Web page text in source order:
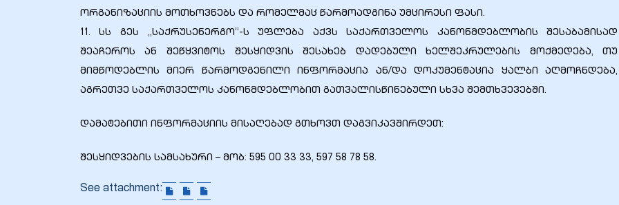
ორგანიზაციის მოთხოვნებს და რომელმაც წარმოადგინა უმცირესი ფასი.
11. სს გეს ,,საქრუსენერგო’’-ს უფლება აქვს საქართველოს კანონმდებლობის შესაბამისად
შეაჩეროს ან შეწყვიტოს შესყიდვის შესახებ დადებული ხელშეკრულების მოქმედება, თუ
მიმწოდებლის მიერ წარმოდგენილი ინფორმაცია ან/და დოკუმენტაცია ყალბი აღმოჩნდება,
აგრეთვე საქართველოს კანონმდებლობით გათვალისწინებული სხვა შემთხვევებში.
დამატებითი ინფორმაციის მისაღებად გთხოვთ დაგვიკავშირდეთ:
შესყიდვების სამსახური – მობ: 595 00 33 33, 597 58 78 58.
See attachment: